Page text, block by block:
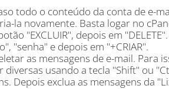
todo o conteúdo da conta de e-
la novamente. Basta logar no
"EXCLUIR", depois em
"senha" e depois em "+CRIAR".
as mensagens de e-mail. Para
diversas usando a tecla "Shift" ou
Depois exclua as mensagens da